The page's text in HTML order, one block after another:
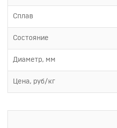
Сплав
Состояние
Диаметр, мм
Цена, руб/кг